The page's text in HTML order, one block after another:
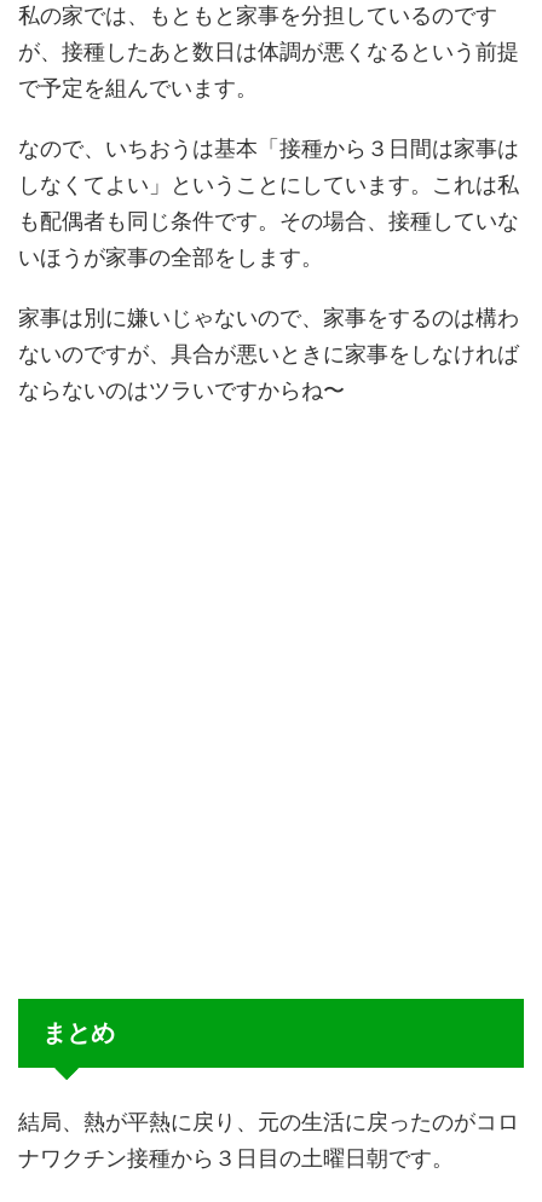
私の家では、もともと家事を分担しているのです
が、接種したあと数日は体調が悪くなるという前提
で予定を組んでいます。
なので、いちおうは基本「接種から３日間は家事は
しなくてよい」ということにしています。これは私
も配偶者も同じ条件です。その場合、接種していな
いほうが家事の全部をします。
家事は別に嫌いじゃないので、家事をするのは構わ
ないのですが、具合が悪いときに家事をしなければ
ならないのはツラいですからね〜
まとめ
結局、熱が平熱に戻り、元の生活に戻ったのがコロ
ナワクチン接種から３日目の土曜日朝です。